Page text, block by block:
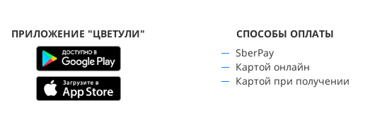
ПРИЛОЖЕНИЕ "ЦВЕТУЛИ"
CПОСОБЫ ОПЛАТЫ
SberPay
Картой онлайн
Картой при получении